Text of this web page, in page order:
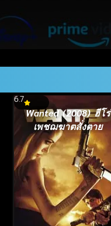
6.7
Wanted (2008) ฮีโร่
เพชฌฆาตสั่งตาย